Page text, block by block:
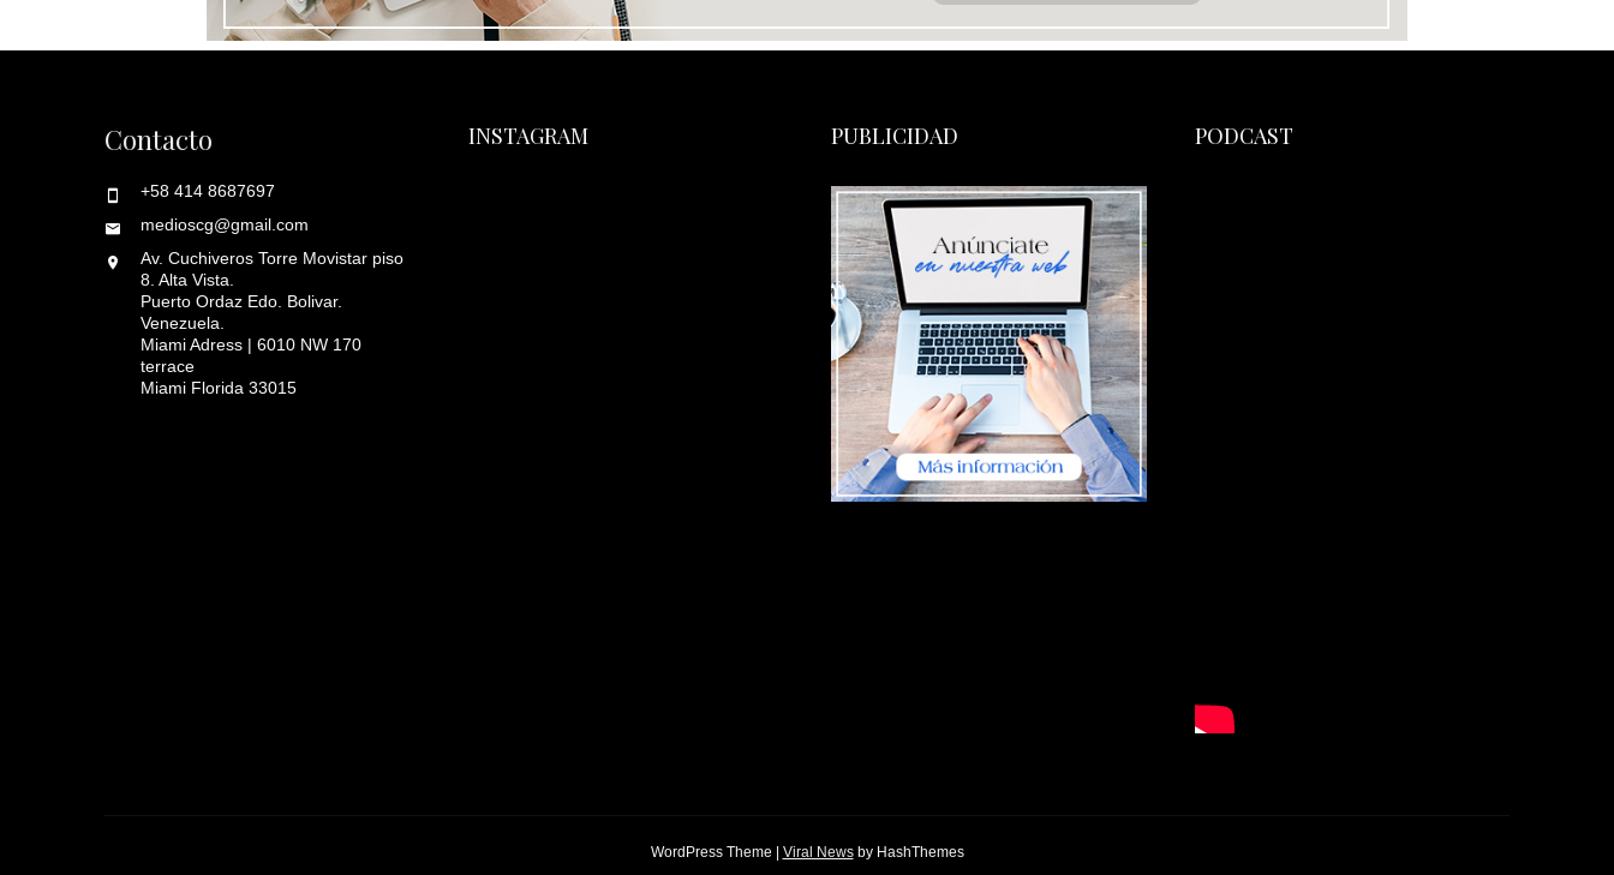
Contacto
+58 414 8687697
medioscg@gmail.com
Av. Cuchiveros Torre Movistar piso
8. Alta Vista.
Puerto Ordaz Edo. Bolivar.
Venezuela.
Miami Adress | 6010 NW 170
terrace
Miami Florida 33015
INSTAGRAM PUBLICIDAD PODCAST
WordPress Theme Viral Newsby HashThemes